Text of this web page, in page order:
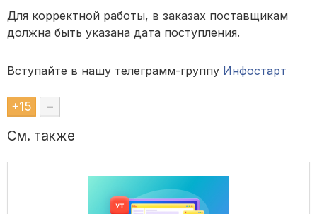
Для корректной работы, в заказах поставщикам
должна быть указана дата поступления.
Вступайте в нашу телеграмм-группу Инфостарт
+15 –
См. также